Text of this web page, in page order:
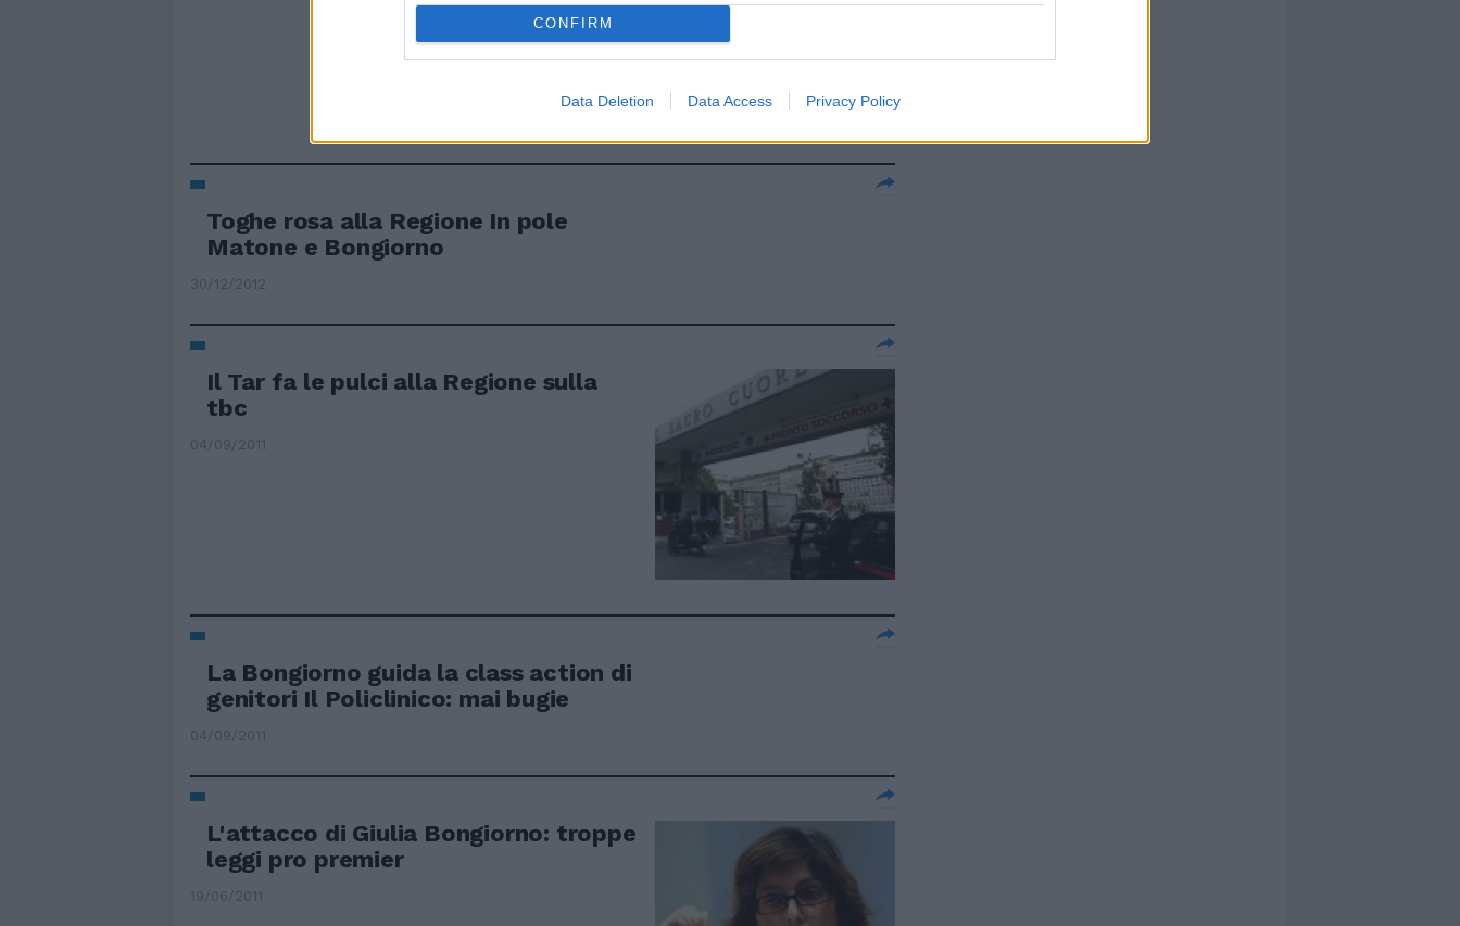
CONFIRM
Data Deletion Data Access Privacy Policy
Toghe rosa alla Regione In pole
Matone e Bongiorno
30/12/2012
Il Tar fa le pulci alla Regione sulla
tbc
04/09/2011
La Bongiorno guida la class action di
genitori Il Policlinico: mai bugie
04/09/2011
L'attacco di Giulia Bongiorno: troppe
leggi pro premier
19/06/2011